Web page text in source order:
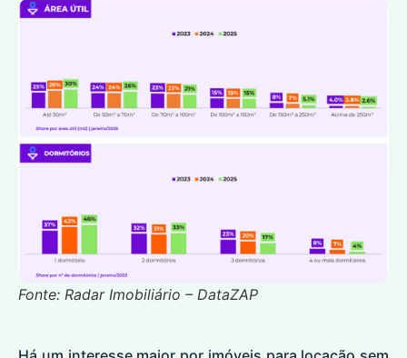
Fonte: Radar Imobiliário – DataZAP